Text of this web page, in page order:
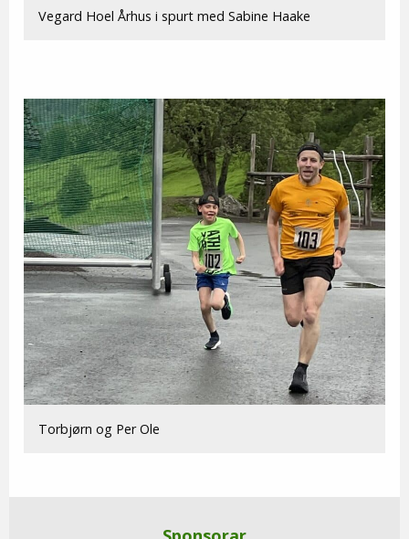
Vegard Hoel Århus i spurt med Sabine Haake
Torbjørn og Per Ole